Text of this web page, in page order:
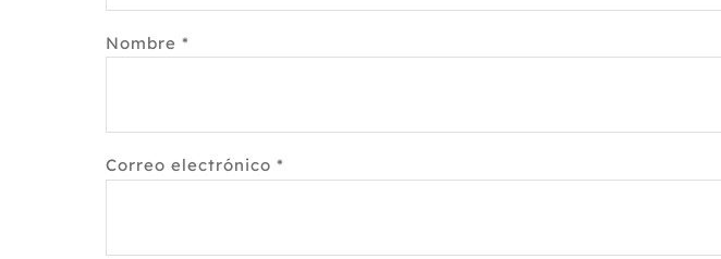
Nombre *
Correo electrónico *